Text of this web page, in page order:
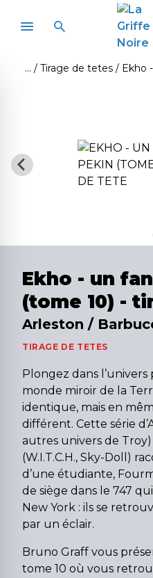
Tirage de tetes
Ekho - un
(tome 10) -
Arleston /
TIRAGE DE TETES
Plongez dans l’univers
monde miroir de la
identique, mais en
différent. Cette série
autres univers de
(W.I.T.C.H., Sky-Doll)
d’une étudiante,
de siège dans le 747
New York : ils se
par un éclair.
Bruno Graff vous
tome 10 où vous